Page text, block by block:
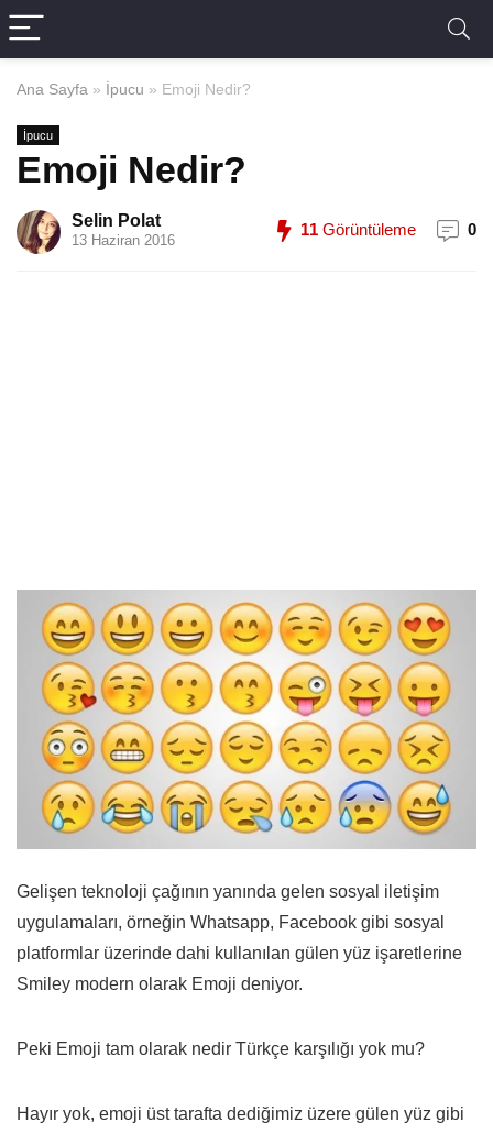
Ana Sayfa » İpucu » Emoji Nedir?
İpucu
Emoji Nedir?
Selin Polat
13 Haziran 2016
11 Görüntüleme 0
Gelişen teknoloji çağının yanında gelen sosyal iletişim
uygulamaları, örneğin Whatsapp, Facebook gibi sosyal
platformlar üzerinde dahi kullanılan gülen yüz işaretlerine
Smiley modern olarak Emoji deniyor.
Peki Emoji tam olarak nedir Türkçe karşılığı yok mu?
Hayır yok, emoji üst tarafta dediğimiz üzere gülen yüz gibi